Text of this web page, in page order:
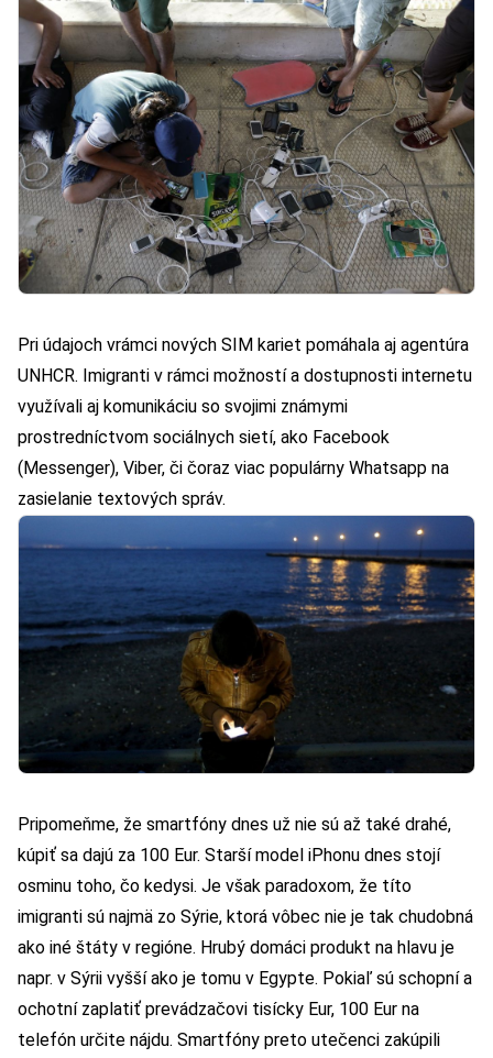
Pri údajoch vrámci nových SIM kariet pomáhala aj agentúra
UNHCR. Imigranti v rámci možností a dostupnosti internetu
využívali aj komunikáciu so svojimi známymi
prostredníctvom sociálnych sietí, ako Facebook
(Messenger), Viber, či čoraz viac populárny Whatsapp na
zasielanie textových správ.
Pripomeňme, že smartfóny dnes už nie sú až také drahé,
kúpiť sa dajú za 100 Eur. Starší model iPhonu dnes stojí
osminu toho, čo kedysi. Je však paradoxom, že títo
imigranti sú najmä zo Sýrie, ktorá vôbec nie je tak chudobná
ako iné štáty v regióne. Hrubý domáci produkt na hlavu je
napr. v Sýrii vyšší ako je tomu v Egypte. Pokiaľ sú schopní a
ochotní zaplatiť prevádzačovi tisícky Eur, 100 Eur na
telefón určite nájdu. Smartfóny preto utečenci zakúpili